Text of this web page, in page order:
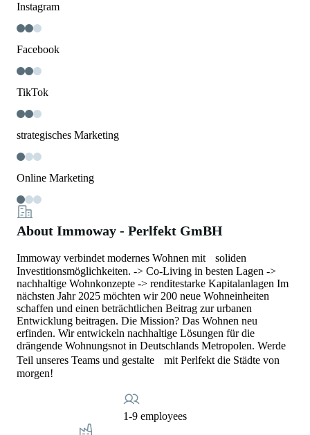
Instagram
Facebook
TikTok
strategisches Marketing
Online Marketing
About Immoway - Perlfekt GmBH
Immoway verbindet modernes Wohnen mit soliden
Investitionsmöglichkeiten. -> Co-Living in besten Lagen ->
nachhaltige Wohnkonzepte -> renditestarke Kapitalanlagen Im
nächsten Jahr 2025 möchten wir 200 neue Wohneinheiten
schaffen und einen beträchtlichen Beitrag zur urbanen
Entwicklung beitragen. Die Mission? Das Wohnen neu
erfinden. Wir entwickeln nachhaltige Lösungen für die
drängende Wohnungsnot in Deutschlands Metropolen. Werde
Teil unseres Teams und gestalte mit Perlfekt die Städte von
morgen!
1-9 employees